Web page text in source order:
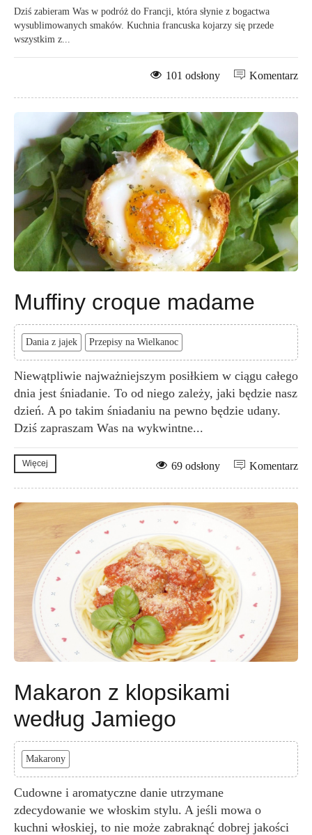
Dziś zabieram Was w podróż do Francji, która słynie z bogactwa
wysublimowanych smaków. Kuchnia francuska kojarzy się przede
wszystkim z...
Komentarz
101 odsłony
Muffiny croque madame
Dania z jajek Przepisy na Wielkanoc
Niewątpliwie najważniejszym posiłkiem w ciągu całego
dnia jest śniadanie. To od niego zależy, jaki będzie nasz
dzień. A po takim śniadaniu na pewno będzie udany.
Dziś zapraszam Was na wykwintne...
Więcej Komentarz
69 odsłony
Makaron z klopsikami
według Jamiego
Makarony
Cudowne i aromatyczne danie utrzymane
zdecydowanie we włoskim stylu. A jeśli mowa o
kuchni włoskiej, to nie może zabraknąć dobrej jakości